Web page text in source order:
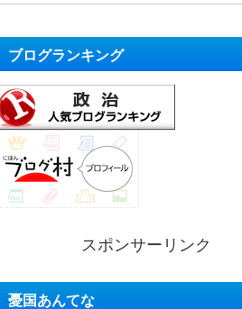
ブログランキング
スポンサーリンク
憂国あんてな